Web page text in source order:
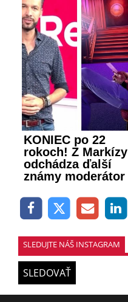
KONIEC po 22
rokoch! Z Markízy
odchádza ďalší
známy moderátor
SLEDUJTE NÁŠ INSTAGRAM
SLEDOVAŤ